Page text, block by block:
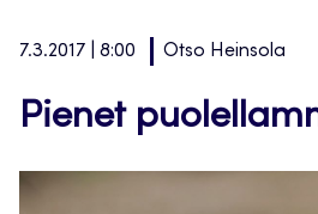
7.3.2017 | 8:00 Otso Heinsola
Pienet